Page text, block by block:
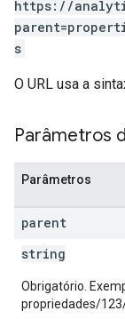
https://
s
O URL usa a
Parâmetros
Parâmetros
parent
string
Obrigatório.
propriedades/